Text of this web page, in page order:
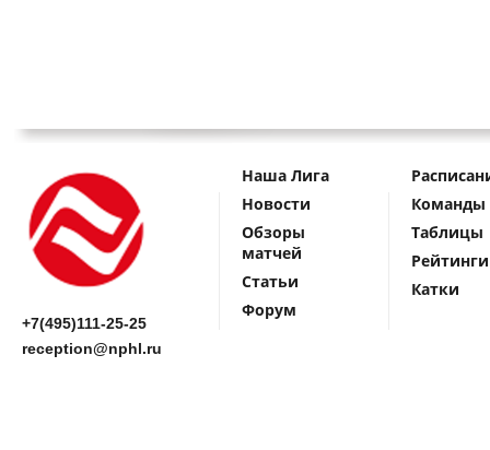
+7(495)111-25-25
reception@nphl.ru
Наша Лига
Новости
Обзоры
матчей
Статьи
Форум
Команды
Таблицы
Рейтинги
Катки